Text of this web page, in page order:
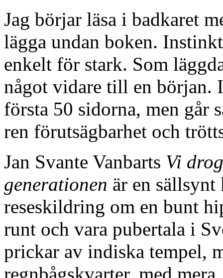
Jag börjar läsa i badkaret
lägga undan boken.
enkelt för stark. Som
något vidare till en början.
första 50 sidorna, men går
ren förutsägbarhet och
Jan Svante Vanbarts Vi
generationen är en
reseskildring om en bunt
runt och vara pubertala i
prickar av indiska tempel,
regnbågskvarter, med